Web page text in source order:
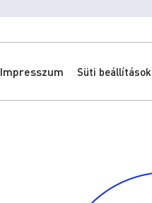
Impresszum Süti beállítások